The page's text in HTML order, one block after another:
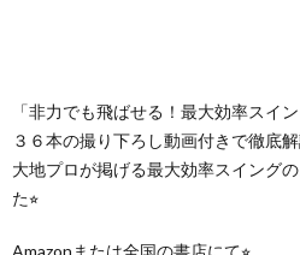
「非力でも飛ばせる！最大効率スイン
３６本の撮り下ろし動画付きで徹底解
大地プロが掲げる最大効率スイング
た⭐︎
Amazonまたは全国の書店にて⭐︎